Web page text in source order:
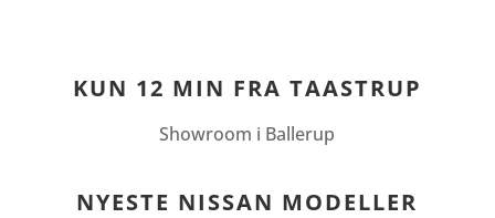
KUN 12 MIN FRA TAASTRUP
Showroom i Ballerup
NYESTE NISSAN MODELLER